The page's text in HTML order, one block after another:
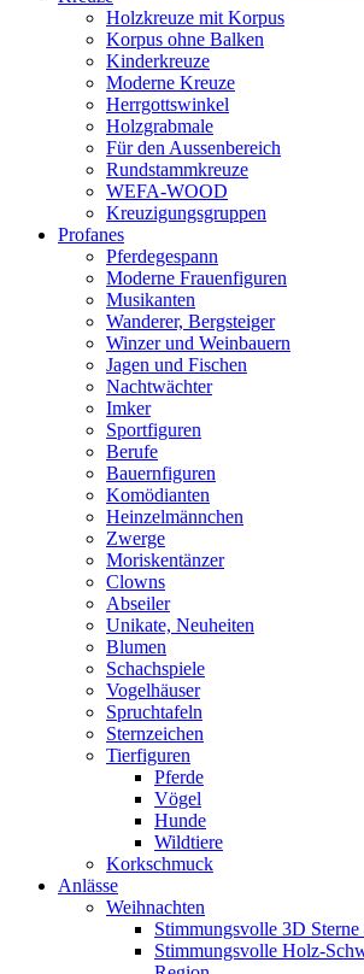
Holzkreuze mit Korpus
Korpus ohne Balken
Kinderkreuze
Moderne Kreuze
Herrgottswinkel
Holzgrabmale
Für den Aussenbereich
Rundstammkreuze
WEFA-WOOD
Kreuzigungsgruppen
Profanes
Pferdegespann
Moderne Frauenfiguren
Musikanten
Wanderer, Bergsteiger
Winzer und Weinbauern
Jagen und Fischen
Nachtwächter
Imker
Sportfiguren
Berufe
Bauernfiguren
Komödianten
Heinzelmännchen
Zwerge
Moriskentänzer
Clowns
Abseiler
Unikate, Neuheiten
Blumen
Schachspiele
Vogelhäuser
Spruchtafeln
Sternzeichen
Tierfiguren
Pferde
Vögel
Hunde
Wildtiere
Korkschmuck
Anlässe
Weihnachten
Stimmungsvolle 3D Sterne
Stimmungsvolle Holz-